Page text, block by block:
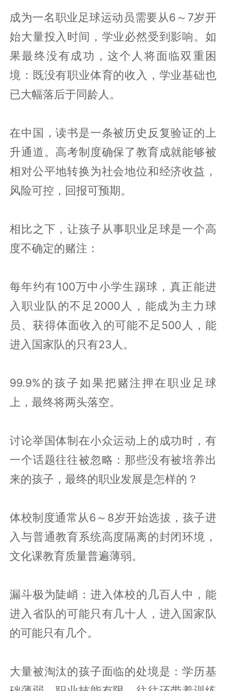
成为一名职业足球运动员需要从6～7岁开
始大量投入时间，学业必然受到影响。如
果最终没有成功，这个人将面临双重困
境：既没有职业体育的收入，学业基础也
已大幅落后于同龄人。
在中国，读书是一条被历史反复验证的上
升通道。高考制度确保了教育成就能够被
相对公平地转换为社会地位和经济收益，
风险可控，回报可预期。
相比之下，让孩子从事职业足球是一个高
度不确定的赌注：
每年约有100万中小学生踢球，真正能进
入职业队的不足2000人，能成为主力球
员、获得体面收入的可能不足500人，能
进入国家队的只有23人。
99.9%的孩子如果把赌注押在职业足球
上，最终将两头落空。
讨论举国体制在小众运动上的成功时，有
一个话题往往被忽略：那些没有被培养出
来的孩子，最终的职业发展是怎样的？
体校制度通常从6～8岁开始选拔，孩子进
入与普通教育系统高度隔离的封闭环境，
文化课教育质量普遍薄弱。
漏斗极为陡峭：进入体校的几百人中，能
进入省队的可能只有几十人，进入国家队
的可能只有几个。
大量被淘汰的孩子面临的处境是：学历基